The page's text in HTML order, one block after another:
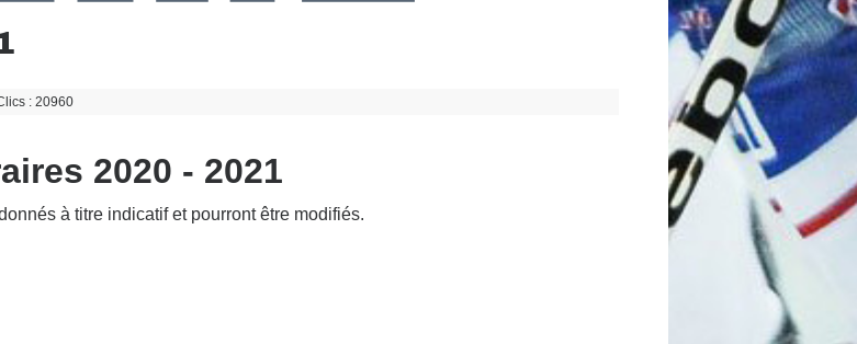
: 20960
2020 - 2021
à titre indicatif et pourront être modifiés.